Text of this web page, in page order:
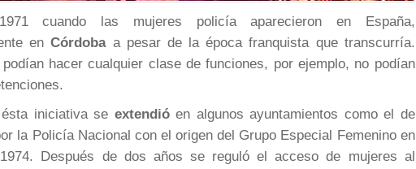
cuando las mujeres policía aparecieron en España,
enCórdobaa pesar de la época franquista que transcurría.
hacer cualquier clase de funciones, por ejemplo, no podían
iniciativa se extendióen algunos ayuntamientos como el de
la Policía Nacional con el origen del Grupo Especial Femenino en
Después de dos años se reguló el acceso de mujeres al